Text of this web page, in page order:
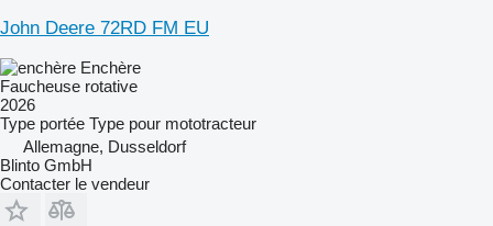
John Deere 72RD FM EU
Enchère
Faucheuse rotative
2026
Type portée Type pour mototracteur
Allemagne, Dusseldorf
Blinto GmbH
Contacter le vendeur